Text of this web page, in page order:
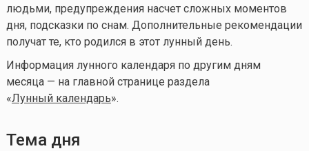
людьми, предупреждения насчет сложных моментов
дня, подсказки по снам. Дополнительные рекомендации
получат те, кто родился в этот лунный день.
Информация лунного календаря по другим дням
месяца — на главной странице раздела
«Лунный календарь».
Тема дня